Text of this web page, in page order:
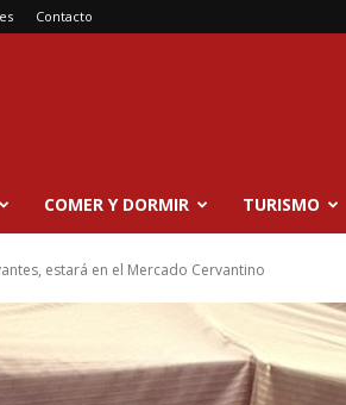
Contacto
COMER Y DORMIR TURISMO
estará en el Mercado Cervantino